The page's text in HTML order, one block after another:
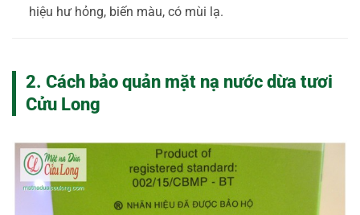
hiệu hư hỏng, biến màu, có mùi lạ.
2. Cách bảo quản mặt nạ nước dừa tươi
Cửu Long